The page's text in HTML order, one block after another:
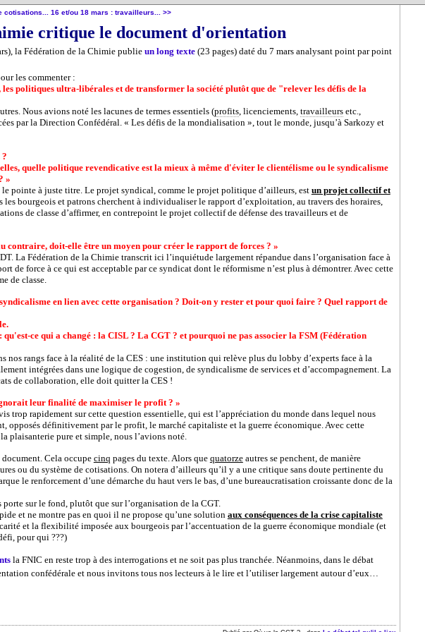
cotisations... 16 et/ou 18 mars : travailleurs... >>
critique le document d'orientation
la Fédération de la Chimie publieun long texte(23 pages) daté du 7 mars analysant point par point
les commenter :
les politiques ultra-libérales et de transformer la société plutôt que de "relever les défis de la
Nous avions noté les lacunes de termes essentiels (profits, licenciements, travailleursetc.,
par la Direction Confédéral. « Les défis de la mondialisation », tout le monde, jusqu’à Sarkozy et
quelle politique revendicative est la mieux à même d'éviter le clientélisme ou le syndicalisme
»
pointe à juste titre. Le projet syndical, comme le projet politique d’ailleurs, est un projet collectif et
bourgeois et patrons cherchent à individualiser le rapport d’exploitation, au travers des horaires,
de classe d’affirmer, en contrepoint le projet collectif de défense des travailleurs et de
contraire, doit-elle être un moyen pour créer le rapport de forces ? »
La Fédération de la Chimie transcrit ici l’inquiétude largement répandue dans l’organisation face à
de force à ce qui est acceptable par ce syndicat dont le réformisme n’est plus à démontrer. Avec cette
de classe.
en lien avec cette organisation ? Doit-on y rester et pour quoi faire ? Quel rapport de
ce qui a changé : la CISL ? La CGT ? et pourquoi ne pas associer la FSM (Fédération
rangs face à la réalité de la CES : une institution qui relève plus du lobby d’experts face à la
intégrées dans une logique de cogestion, de syndicalisme de services et d’accompagnement. La
de collaboration, elle doit quitter la CES !
leur finalité de maximiser le profit ? »
trop rapidement sur cette question essentielle, qui est l’appréciation du monde dans lequel nous
définitivement par le profit, le marché capitaliste et la guerre économique. Avec cette
plaisanterie pure et simple, nous l’avions noté.
Cela occupe cinq pages du texte. Alors que quatorzeautres se penchent, de manière
ou du système de cotisations. On notera d’ailleurs qu’il y a une critique sans doute pertinente du
le renforcement d’une démarche du haut vers le bas, d’une bureaucratisation croissante donc de la
sur le fond, plutôt que sur l’organisation de la CGT.
et ne montre pas en quoi il ne propose qu’une solutionaux conséquences de la crise capitaliste
et la flexibilité imposée aux bourgeois par l’accentuation de la guerre économique mondiale (et
pour qui ???)
la FNIC en reste trop à des interrogations et ne soit pas plus tranchée. Néanmoins, dans le débat
confédérale et nous invitons tous nos lecteurs à le lire et l’utiliser largement autour d’eux…